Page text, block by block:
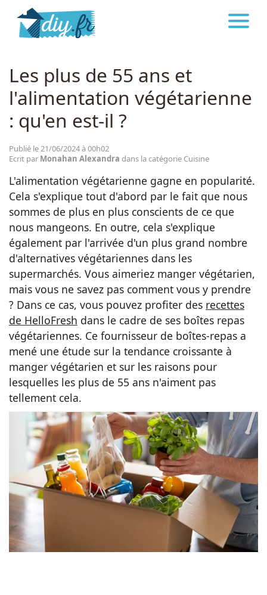
Décoration
Cuisine
Santé
Idées
DIY.FR CUISINE
Les plus de 55 ans et
l'alimentation végétarienne
: qu'en est-il ?
Publié le 21/06/2024 à 00h02
Ecrit par Monahan Alexandra dans la catégorie Cuisine
L'alimentation végétarienne gagne en popularité.
Cela s'explique tout d'abord par le fait que nous
sommes de plus en plus conscients de ce que
nous mangeons. En outre, cela s'explique
également par l'arrivée d'un plus grand nombre
d'alternatives végétariennes dans les
supermarchés. Vous aimeriez manger végétarien,
mais vous ne savez pas comment vous y prendre
? Dans ce cas, vous pouvez profiter des recettes
de HelloFresh dans le cadre de ses boîtes repas
végétariennes. Ce fournisseur de boîtes-repas a
mené une étude sur la tendance croissante à
manger végétarien et sur les raisons pour
lesquelles les plus de 55 ans n'aiment pas
tellement cela.